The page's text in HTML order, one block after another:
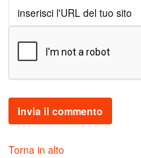
Torna in alto